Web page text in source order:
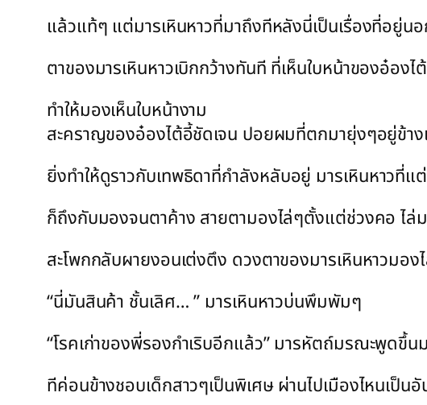
แล้วแท้ๆ แต่มารเหินหาวที่มาถึงทีหลังนี่เป็นเรื่องที่อยู่น
ตาของมารเหินหาวเบิกกว้างทันที ที่เห็นใบหน้าของอ๋อ
ทำให้มองเห็นใบหน้างาม
สะคราญของอ๋องไต้อี้ชัดเจน ปอยผมที่ตกมายุ่งๆอยู่ข้า
ยิ่งทำให้ดูราวกับเทพธิดาที่กำลังหลับอยู่ มารเหินหาวที่
ก็ถึงกับมองจนตาค้าง สายตามองไล่ๆตั้งแต่ช่วงคอ ไล่
สะโพกกลับผายงอนเต่งตึง ดวงตาของมารเหินหาวมอ
“นี่มันสินค้า ชั้นเลิศ… ” มารเหินหาวบ่นพึมพัมๆ
“โรคเก่าของพี่รองกำเริบอีกแล้ว” มารหัตถ์มรณะพูดขึ้น
ทีค่อนข้างชอบเด็กสาวๆเป็นพิเศษ ผ่านไปเมืองไหนเ